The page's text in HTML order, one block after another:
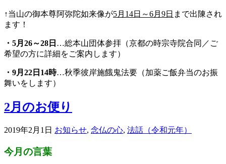
↑当山の御本尊阿弥陀如来像が5月14日～6月9日 まで出陳され
ます！
・ 5月26～28日 …総本山団体参拝（京都の時宗寺院合同／ご
希望の方に詳細をご案内します）
・ 9月22日14時…秋季彼岸施餓鬼法要（加薬ご飯弁当のお振
舞いをします）
2月のお便り
2019年2月1日 お知らせ, 念仏の心, 法話（令和元年）
今月の言葉